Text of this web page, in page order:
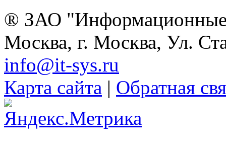
® ЗАО "Информационные
Москва, г. Москва, Ул.
info@it-sys.ru
Карта сайта | Обратная